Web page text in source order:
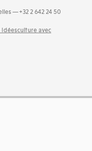
police (1)
— +32 2 642 24 50
avec